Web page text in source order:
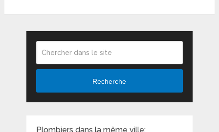
Recherche
Plombiers dans la même ville: